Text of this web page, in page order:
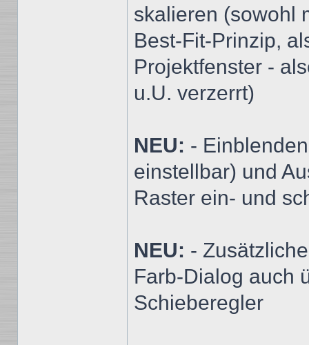
skalieren (sowohl
Best-Fit-Prinzip,
Projektfenster -
u.U. verzerrt)
NEU: -
einstellbar) und
Raster ein- und
NEU: -
Farb-Dialog auch
Schieberegler